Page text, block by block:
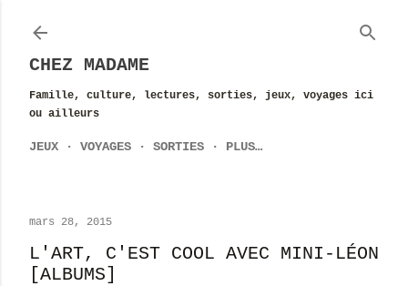
CHEZ MADAME
Famille, culture, lectures, sorties, jeux, voyages ici
ou ailleurs
JEUX VOYAGES SORTIES PLUS…
mars 28, 2015
L'ART, C'EST COOL AVEC MINI-LÉON
[ALBUMS]